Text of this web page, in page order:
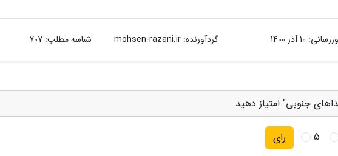
10 آذر 1400 گردآورنده:mohsen-razani.ir شناسه مطلب: 707
جنوبی" امتیاز دهید
5 رای